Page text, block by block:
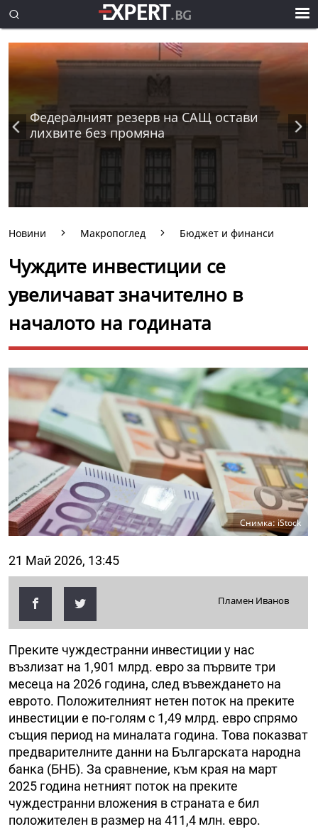
Федералният резерв на САЩ остави
лихвите без промяна
Новини Макропоглед Бюджет и финанси
Чуждите инвестиции се
увеличават значително в
началото на годината
Снимка: iStock
21 Май 2026, 13:45
Пламен Иванов
Преките чуждестранни инвестиции у нас
възлизат на 1,901 млрд. евро за първите три
месеца на 2026 година, след въвеждането на
еврото. Положителният нетен поток на преките
инвестиции е по-голям с 1,49 млрд. евро спрямо
същия период на миналата година. Това показват
предварителните данни на Българската народна
банка (БНБ). За сравнение, към края на март
2025 година нетният поток на преките
чуждестранни вложения в страната е бил
положителен в размер на 411,4 млн. евро.